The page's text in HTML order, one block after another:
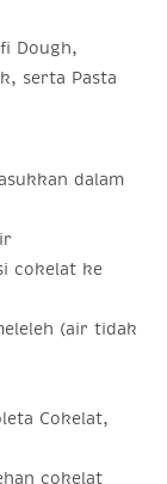
Dough,
serta Pasta
dalam
cokelat ke
(air tidak
Cokelat,
cokelat